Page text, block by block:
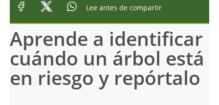
Lee antes de compartir
Aprende a identificar
cuándo un árbol está
en riesgo y repórtalo